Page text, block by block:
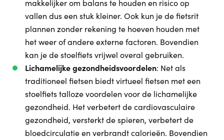
makkelijker om balans te houden en risico op
vallen dus een stuk kleiner. Ook kun je de fietsrit
plannen zonder rekening te hoeven houden met
het weer of andere externe factoren. Bovendien
kan je de stoelfiets vrijwel overal gebruiken.
Lichamelijke gezondheidsvoordelen: Net als
traditioneel fietsen biedt virtueel fietsen met een
stoelfiets talloze voordelen voor de lichamelijke
gezondheid. Het verbetert de cardiovasculaire
gezondheid, versterkt de spieren, verbetert de
bloedcirculatie en verbrandt calorieën. Bovendien